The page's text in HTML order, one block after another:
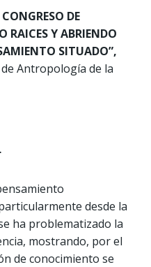
DE
RAICES Y ABRIENDO
SITUADO”,
Antropología de la
desde la
ha problematizado la
mostrando, por el
de conocimiento se